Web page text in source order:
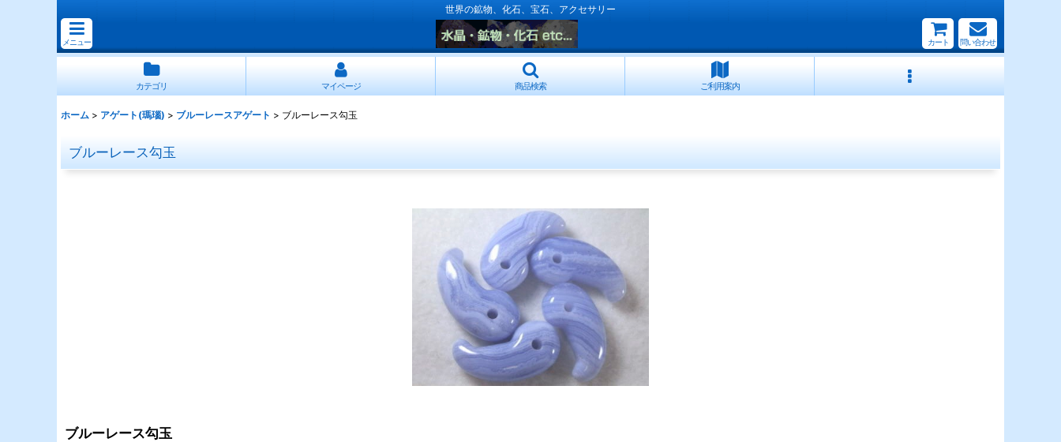
世界の鉱物、化石、宝石、アクセサリー
メニュー カート 問い合わせ
カテゴリ マイページ 商品検索 ご利用案内
ホーム > アゲート(瑪瑙) > ブルーレースアゲート > ブルーレース勾玉
ブルーレース勾玉
ブルーレース勾玉